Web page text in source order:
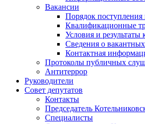
Вакансии
Порядок
Квалификационные
Условия и
Сведения о
Контактная
Протоколы публичных
Антитеррор
Руководители
Совет депутатов
Контакты
Председатель
Специалисты